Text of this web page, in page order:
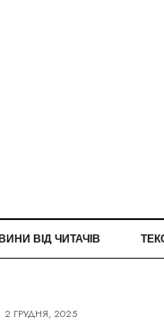
ВІД ЧИТАЧІВ
2 ГРУДНЯ, 2025